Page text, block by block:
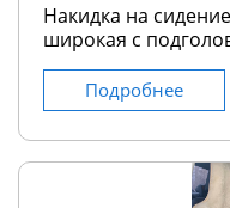
Накидка на
широкая с
Подробнее